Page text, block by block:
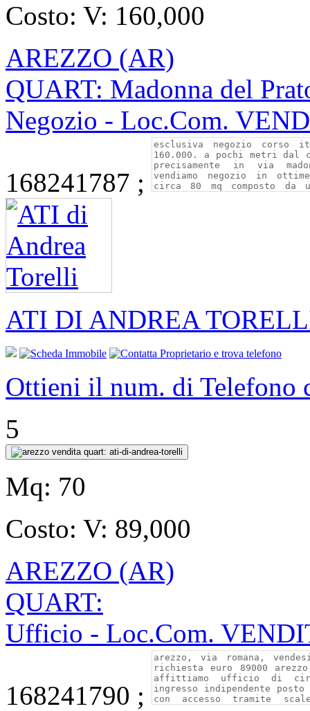
Costo: V: 160,000
AREZZO (AR)
QUART: Madonna del
Negozio - Loc.Com.
168241787 ;
ATI DI ANDREA
Ottieni il num. di Telefono
5
Mq: 70
Costo: V: 89,000
AREZZO (AR)
QUART:
Ufficio - Loc.Com.
168241790 ;